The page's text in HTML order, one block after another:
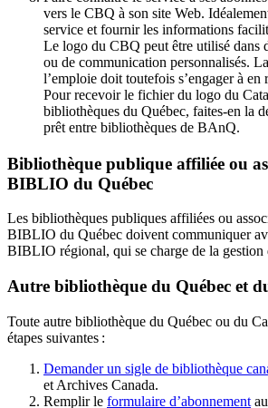
vers le CBQ à son site Web.
service et fournir les informations
Le logo du CBQ peut être utilisé dans
ou de communication personnalisés.
l’emploie doit toutefois s’engager à en
Pour recevoir le fichier du logo du
bibliothèques du Québec, faites-en la
prêt entre bibliothèques de BAnQ.
Bibliothèque publique affiliée ou
BIBLIO du Québec
Les bibliothèques publiques affiliées ou
BIBLIO du Québec doivent communiquer
BIBLIO régional, qui se charge de la gestion
Autre bibliothèque du Québec et
Toute autre bibliothèque du Québec ou du
étapes suivantes :
Demander un sigle de bibliothèque
et Archives Canada.
Remplir le formulaire d’abonnement